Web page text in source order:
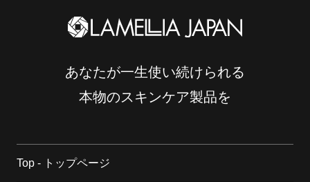
あなたが一生使い続けられる
本物のスキンケア製品を
Top - トップページ